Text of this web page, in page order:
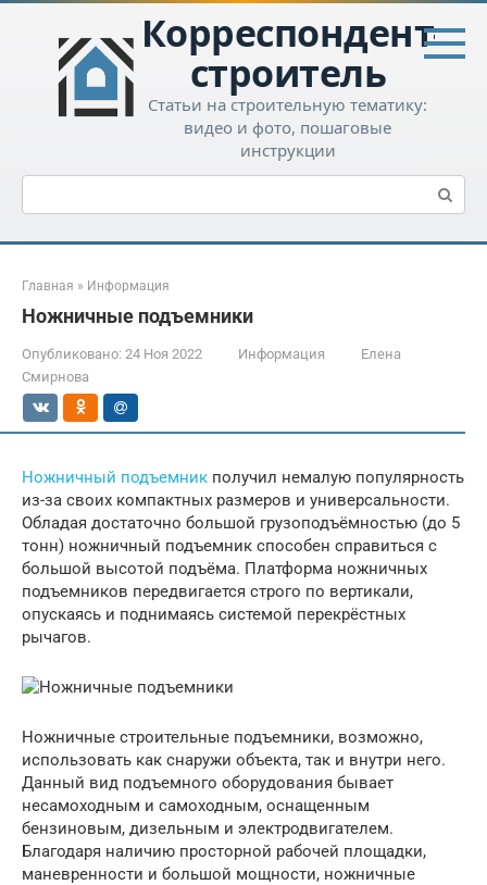
Перейти
контенту
Корреспондент-
строитель
Статьи на строительную тематику:
видео и фото, пошаговые
инструкции
Поиск:
Главная » Информация
Ножничные подъемники
Опубликовано: 24 Ноя 2022 Информация
Елена
Смирнова
Ножничный подъемник получил немалую популярность
из-за своих компактных размеров и универсальности.
Обладая достаточно большой грузоподъёмностью (до 5
тонн) ножничный подъемник способен справиться с
большой высотой подъёма. Платформа ножничных
подъемников передвигается строго по вертикали,
опускаясь и поднимаясь системой перекрёстных
рычагов.
Ножничные строительные подъемники, возможно,
использовать как снаружи объекта, так и внутри него.
Данный вид подъемного оборудования бывает
несамоходным и самоходным, оснащенным
бензиновым, дизельным и электродвигателем.
Благодаря наличию просторной рабочей площадки,
маневренности и большой мощности, ножничные